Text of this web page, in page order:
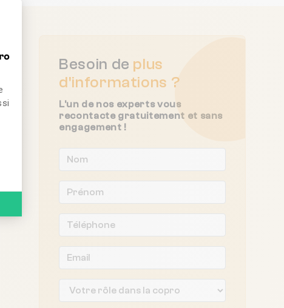
: Personnalisez vos Options
Besoin de plus
d'informations ?
L'un de nos experts vous
recontacte gratuitement et sans
engagement !